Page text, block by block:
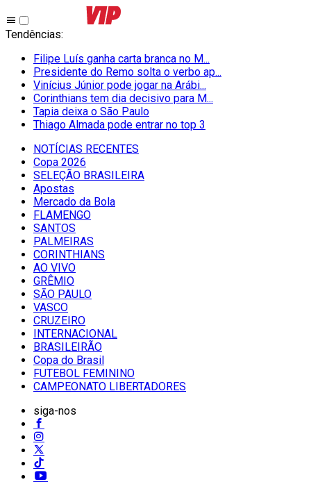
Tendências:
Filipe Luís ganha carta branca no M...
Presidente do Remo solta o verbo ap...
Vinícius Júnior pode jogar na Arábi...
Corinthians tem dia decisivo para M...
Tapia deixa o São Paulo
Thiago Almada pode entrar no top 3
NOTÍCIAS RECENTES
Copa 2026
SELEÇÃO BRASILEIRA
Apostas
Mercado da Bola
FLAMENGO
SANTOS
PALMEIRAS
CORINTHIANS
AO VIVO
GRÊMIO
SĀO PAULO
VASCO
CRUZEIRO
INTERNACIONAL
BRASILEIRÃO
Copa do Brasil
FUTEBOL FEMININO
CAMPEONATO LIBERTADORES
siga-nos